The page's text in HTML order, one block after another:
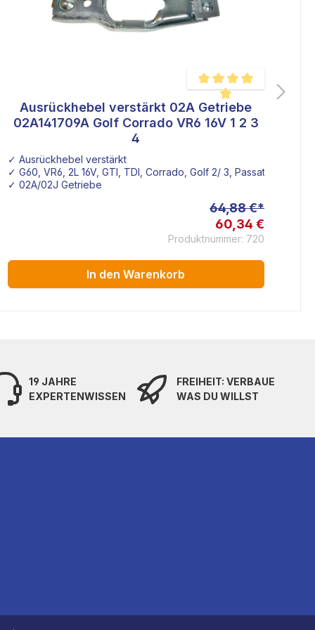
von 5 von 5 Sternen Durchschnittliche
Ausrückhebel verstärkt 02A Getriebe
02A141709A Golf Corrado VR6 16V 1 2 3
4
✓ Ausrückhebel verstärkt
✓ G60, VR6, 2L 16V, GTI, TDI, Corrado, Golf 2/ 3, Passat
✓ 02A/02J Getriebe
64,88 €*
60,34 €
Produktnummer: 720
In den Warenkorb
19 JAHRE
EXPERTENWISSEN
FREIHEIT: VERBAUE
WAS DU WILLST